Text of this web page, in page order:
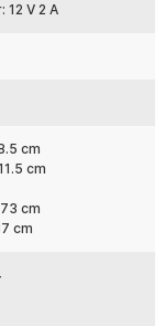
hingga
untuk bantu
tanpa repot
ini:
Machine 8L
V 2 A
cm
cm
cm
cm